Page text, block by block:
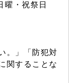
・祝祭日
。」「防犯対
関することな